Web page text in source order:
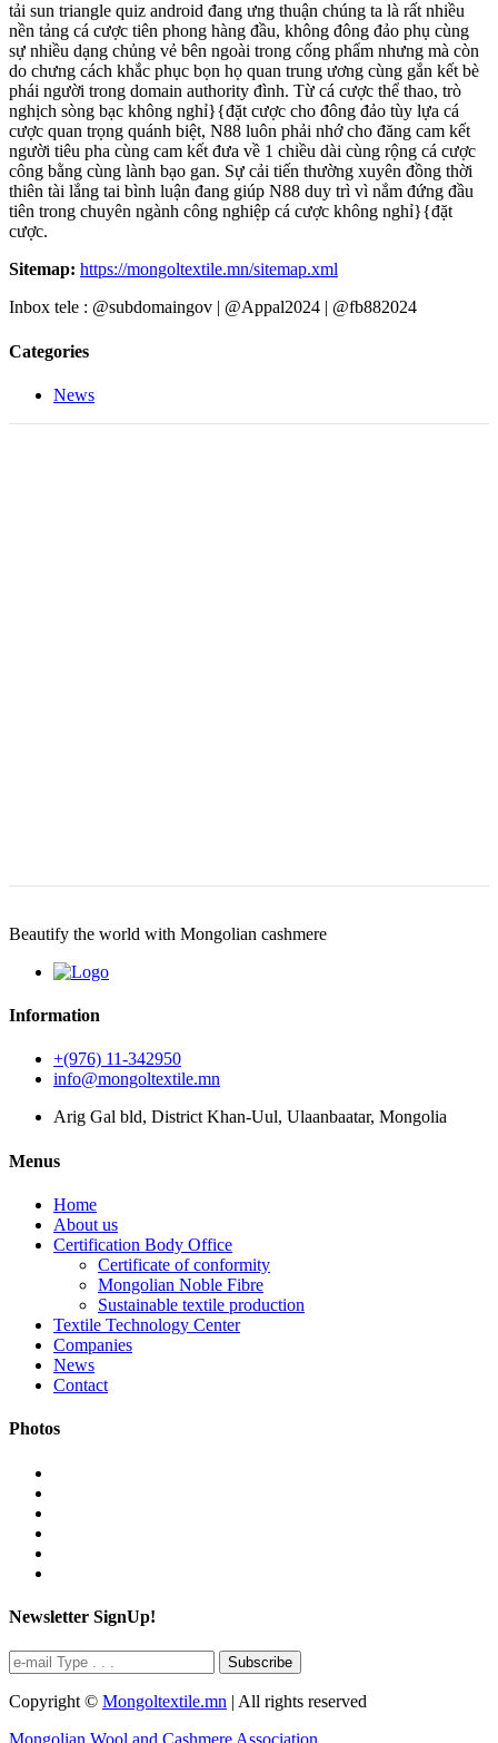
tải sun triangle quiz android đang ưng thuận chúng ta là rất nhiều
nền tảng cá cược tiên phong hàng đầu, không đông đảo phụ cùng
sự nhiều dạng chủng vẻ bên ngoài trong cống phẩm nhưng mà còn
do chưng cách khắc phục bọn họ quan trung ương cùng gắn kết bè
phái người trong domain authority đình. Từ cá cược thể thao, trò
nghịch sòng bạc không nghỉ}{đặt cược cho đông đảo tùy lựa cá
cược quan trọng quánh biệt, N88 luôn phải nhớ cho đăng cam kết
người tiêu pha cùng cam kết đưa về 1 chiều dài cùng rộng cá cược
công bằng cùng lành bạo gan. Sự cải tiến thường xuyên đồng thời
thiên tài lắng tai bình luận đang giúp N88 duy trì vì nắm đứng đầu
tiên trong chuyên ngành công nghiệp cá cược không nghỉ}{đặt
cược.
Sitemap: https://mongoltextile.mn/sitemap.xml
Inbox tele : @subdomaingov | @Appal2024 | @fb882024
Categories
News
Beautify the world with Mongolian cashmere
Information
+(976) 11-342950
info@mongoltextile.mn
Arig Gal bld, District Khan-Uul, Ulaanbaatar, Mongolia
Menus
Home
About us
Certification Body Office
Certificate of conformity
Mongolian Noble Fibre
Sustainable textile production
Textile Technology Center
Companies
News
Contact
Photos
Newsletter SignUp!
Subscribe
Copyright © Mongoltextile.mn | All rights reserved
Mongolian Wool and Cashmere Association